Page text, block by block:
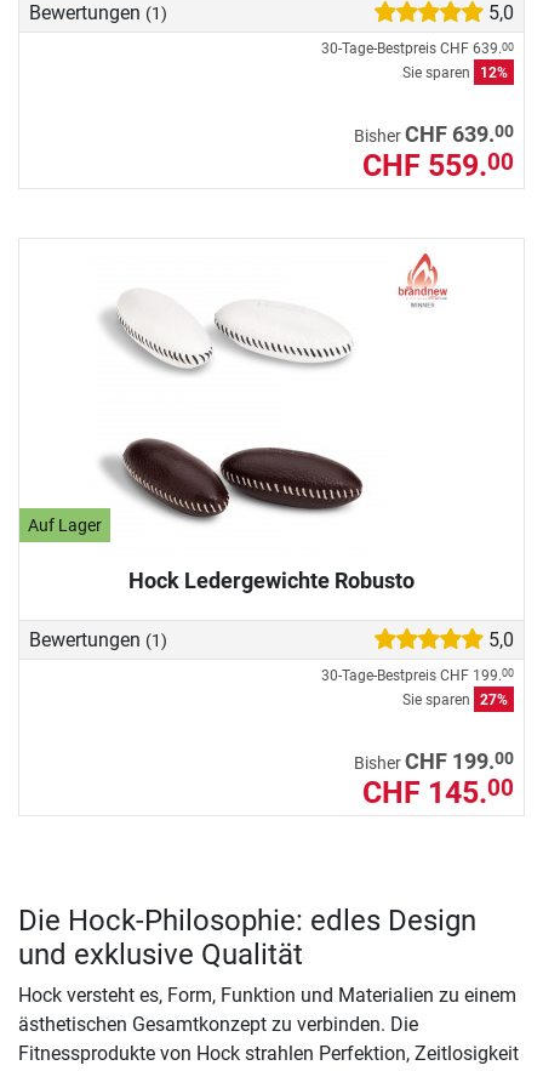
Bewertungen (1) 5,0
30-Tage-Bestpreis CHF 639.00
Sie sparen 12%
BisherCHF 639.00
CHF 559.00
Auf Lager
Hock Ledergewichte Robusto
Bewertungen (1) 5,0
30-Tage-Bestpreis CHF 199.00
Sie sparen 27%
BisherCHF 199.00
CHF 145.00
Die Hock-Philosophie: edles Design
und exklusive Qualität
Hock versteht es, Form, Funktion und Materialien zu einem
ästhetischen Gesamtkonzept zu verbinden. Die
Fitnessprodukte von Hock strahlen Perfektion, Zeitlosigkeit